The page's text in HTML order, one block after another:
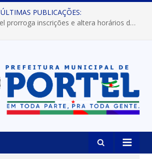
ÚLTIMAS PUBLICAÇÕES:
Prefeitura de Portel prorroga inscrições e altera horários dos concursos “Musa” e “Miss Mix Verão 2026”